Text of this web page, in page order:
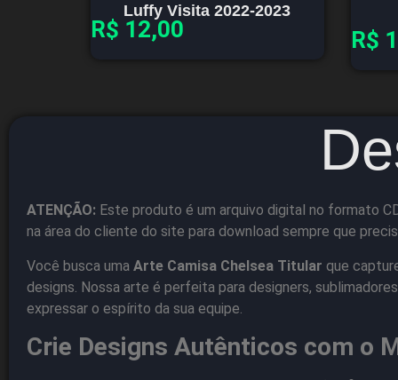
Luffy Visita 2022-2023
R$ 12,00 R$
ATENÇÃO: Este produto é um arquivo digital no formato
na área do cliente do site para download sempre que
Você busca uma Arte Camisa Chelsea Titular que
designs. Nossa arte é perfeita para designers,
expressar o espírito da sua equipe.
Crie Designs Autênticos com o